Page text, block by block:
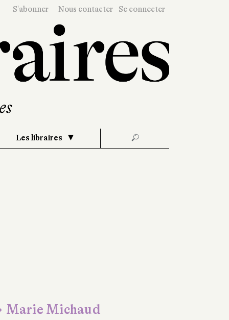
S'abonner Nous contacter Se connecter
Les libraires 🔎
Marie Michaud